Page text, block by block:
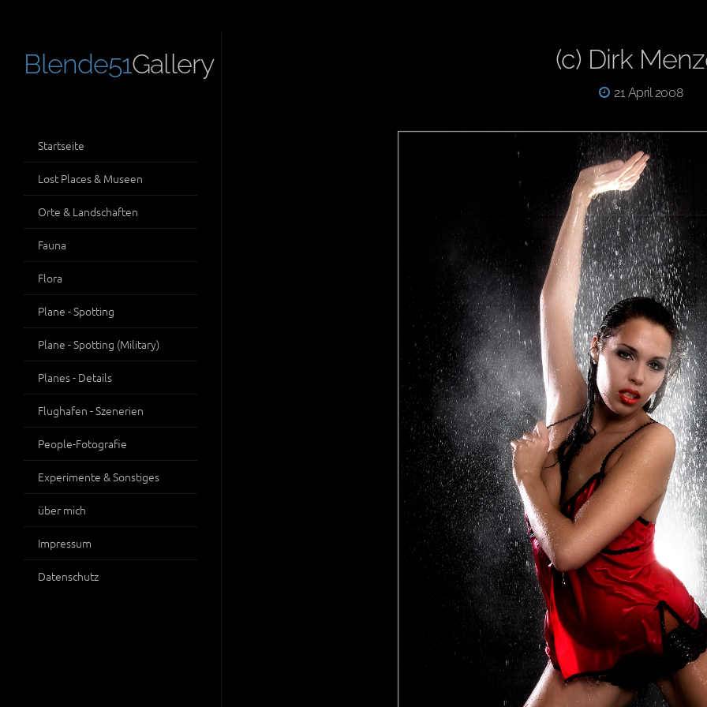
Blende51Gallery
Startseite
Lost Places & Museen
Orte & Landschaften
Fauna
Flora
Plane - Spotting
Plane - Spotting (Military)
Planes - Details
Flughafen - Szenerien
People-Fotografie
Experimente & Sonstiges
über mich
Impressum
Datenschutz
(c) Dirk
21 April 2008